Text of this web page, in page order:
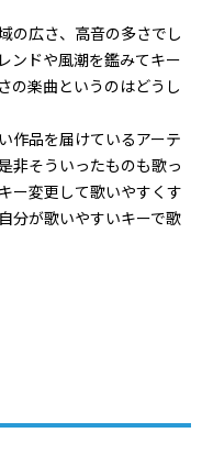
の広さ、高音の多さでし
ンドや風潮を鑑みてキー
の楽曲というのはどうし
作品を届けているアーテ
非そういったものも歌っ
ー変更して歌いやすくす
分が歌いやすいキーで歌